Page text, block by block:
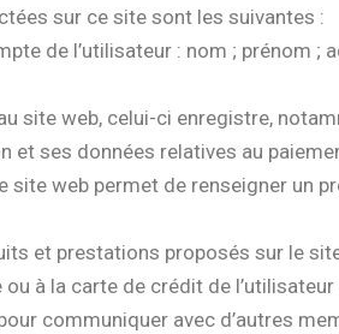
sur ce site sont les suivantes :
de l’utilisateur : nom ; prénom ;
site web, celui-ci enregistre,
et ses données relatives au
web permet de renseigner un
et prestations proposés sur le
à la carte de crédit de l’utilisateur
communiquer avec d’autres